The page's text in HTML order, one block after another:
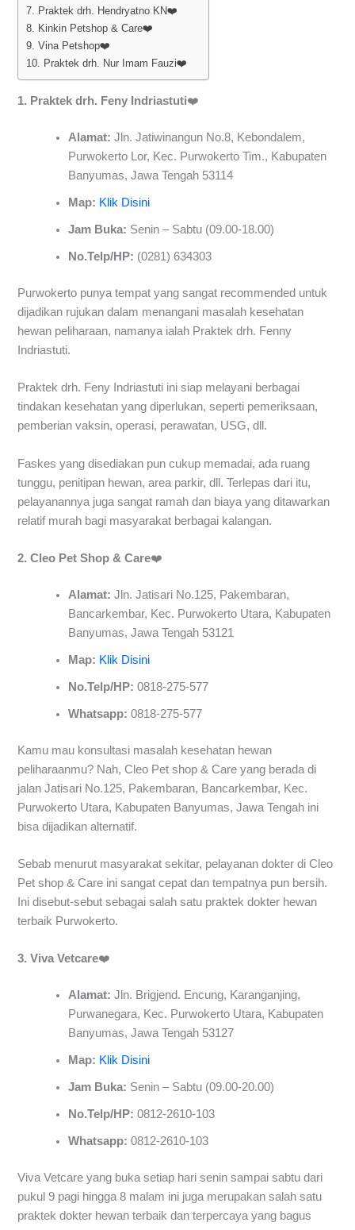
7. Praktek drh. Hendryatno KN❤️
8. Kinkin Petshop & Care❤️
9. Vina Petshop❤️
10. Praktek drh. Nur Imam Fauzi❤️
1. Praktek drh. Feny Indriastuti❤️
Alamat: Jln. Jatiwinangun No.8, Kebondalem,
Purwokerto Lor, Kec. Purwokerto Tim., Kabupaten
Banyumas, Jawa Tengah 53114
Map: Klik Disini
Jam Buka: Senin – Sabtu (09.00-18.00)
No.Telp/HP: (0281) 634303
Purwokerto punya tempat yang sangat recommended untuk
dijadikan rujukan dalam menangani masalah kesehatan
hewan peliharaan, namanya ialah Praktek drh. Fenny
Indriastuti.
Praktek drh. Feny Indriastuti ini siap melayani berbagai
tindakan kesehatan yang diperlukan, seperti pemeriksaan,
pemberian vaksin, operasi, perawatan, USG, dll.
Faskes yang disediakan pun cukup memadai, ada ruang
tunggu, penitipan hewan, area parkir, dll. Terlepas dari itu,
pelayanannya juga sangat ramah dan biaya yang ditawarkan
relatif murah bagi masyarakat berbagai kalangan.
2. Cleo Pet Shop & Care❤️
Alamat: Jln. Jatisari No.125, Pakembaran,
Bancarkembar, Kec. Purwokerto Utara, Kabupaten
Banyumas, Jawa Tengah 53121
Map: Klik Disini
No.Telp/HP: 0818-275-577
Whatsapp:0818-275-577
Kamu mau konsultasi masalah kesehatan hewan
peliharaanmu? Nah, Cleo Pet shop & Care yang berada di
jalan Jatisari No.125, Pakembaran, Bancarkembar, Kec.
Purwokerto Utara, Kabupaten Banyumas, Jawa Tengah ini
bisa dijadikan alternatif.
Sebab menurut masyarakat sekitar, pelayanan dokter di Cleo
Pet shop & Care ini sangat cepat dan tempatnya pun bersih.
Ini disebut-sebut sebagai salah satu praktek dokter hewan
terbaik Purwokerto.
3. Viva Vetcare❤️
Alamat: Jln. Brigjend. Encung, Karanganjing,
Purwanegara, Kec. Purwokerto Utara, Kabupaten
Banyumas, Jawa Tengah 53127
Map: Klik Disini
Jam Buka: Senin – Sabtu (09.00-20.00)
No.Telp/HP: 0812-2610-103
Whatsapp:0812-2610-103
Viva Vetcare yang buka setiap hari senin sampai sabtu dari
pukul 9 pagi hingga 8 malam ini juga merupakan salah satu
praktek dokter hewan terbaik dan terpercaya yang bagus